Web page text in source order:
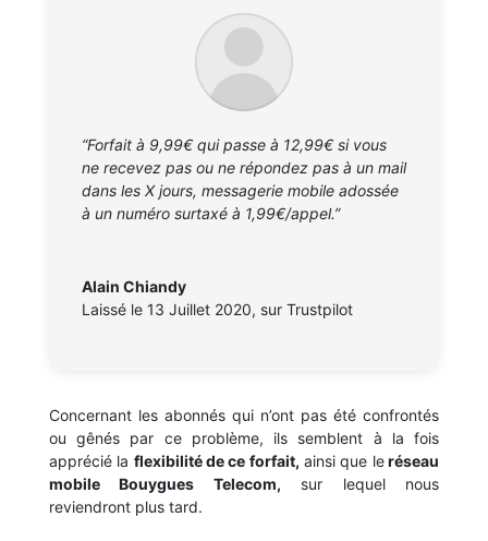
“Forfait à 9,99€ qui passe à 12,99€ si vous
ne recevez pas ou ne répondez pas à un mail
dans les X jours, messagerie mobile adossée
à un numéro surtaxé à 1,99€/appel.”
Alain Chiandy
Laissé le 13 Juillet 2020, sur Trustpilot
Concernant les abonnés qui n’ont pas été confrontés
ou gênés par ce problème, ils semblent à la fois
apprécié la flexibilité de ce forfait, ainsi que leréseau
mobile Bouygues Telecom, sur lequel nous
reviendront plus tard.